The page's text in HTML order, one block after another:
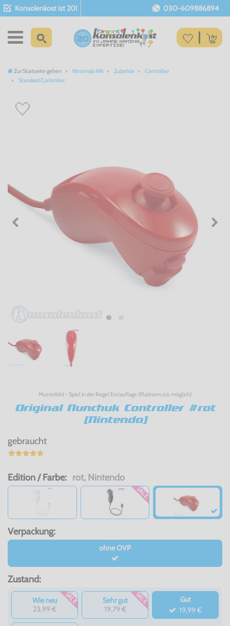
Konsolenkost ist 20! 030-609886894
Zur Startseite gehen Nintendo Wii Zubehör
Controller
Standard Controller
Musterbild - Spiel in der Regel Erstauflage (Platinum o.ä. möglich)
Original Nunchuk Controller #rot
[Nintendo]
gebraucht
Edition / Farbe: rot, Nintendo
SALE
Verpackung:
ohne OVP
Zustand:
Wie neu
23,99 €
SALE
Sehr gut
19,79 €
SALE
Gut
19,99 €